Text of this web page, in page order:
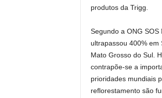
produtos da Trigg.
Segundo a ONG
ultrapassou 400%
Mato Grosso do Sul.
contrapõe-se a
prioridades mundiais
reflorestamento são